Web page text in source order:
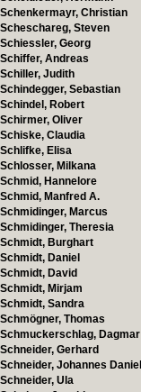
Schenkermayr, Christian
Scheschareg, Steven
Schiessler, Georg
Schiffer, Andreas
Schiller, Judith
Schindegger, Sebastian
Schindel, Robert
Schirmer, Oliver
Schiske, Claudia
Schlifke, Elisa
Schlosser, Milkana
Schmid, Hannelore
Schmid, Manfred A.
Schmidinger, Marcus
Schmidinger, Theresia
Schmidt, Burghart
Schmidt, Daniel
Schmidt, David
Schmidt, Mirjam
Schmidt, Sandra
Schmögner, Thomas
Schmuckerschlag, Dagmar
Schneider, Gerhard
Schneider, Johannes Daniel
Schneider, Ula